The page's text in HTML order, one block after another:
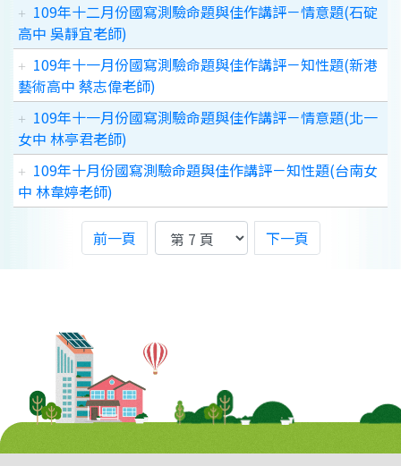
109年十二月份國寫測驗命題與佳作講評－情意題(石碇
高中 吳靜宜老師)
109年十一月份國寫測驗命題與佳作講評－知性題(新港
藝術高中 蔡志偉老師)
109年十一月份國寫測驗命題與佳作講評－情意題(北一
女中 林亭君老師)
109年十月份國寫測驗命題與佳作講評－知性題(台南女
中 林韋婷老師)
前一頁 下一頁